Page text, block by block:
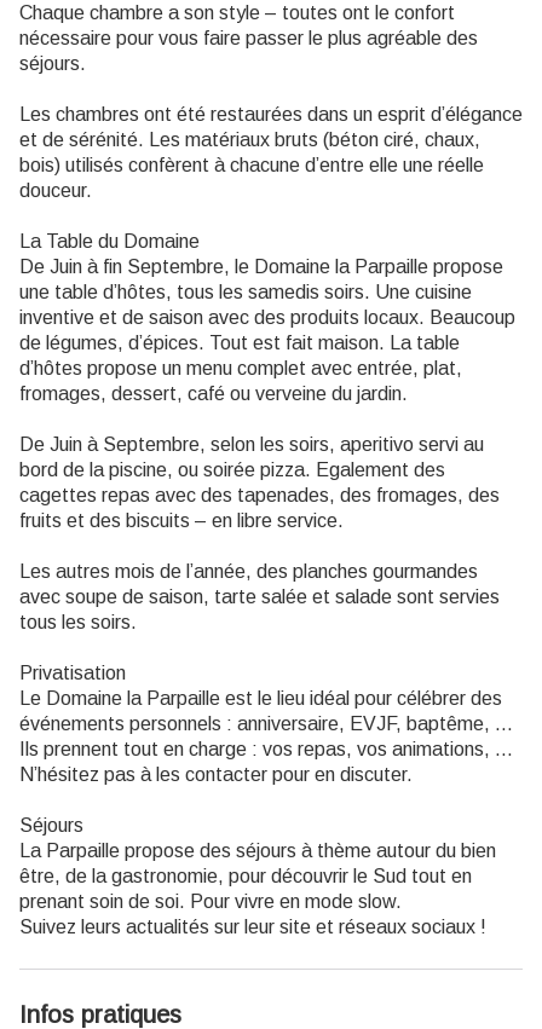
Chaque chambre a son style – toutes ont le confort
nécessaire pour vous faire passer le plus agréable des
séjours.
Les chambres ont été restaurées dans un esprit d’élégance
et de sérénité. Les matériaux bruts (béton ciré, chaux,
bois) utilisés confèrent à chacune d’entre elle une réelle
douceur.
La Table du Domaine
De Juin à fin Septembre, le Domaine la Parpaille propose
une table d’hôtes, tous les samedis soirs. Une cuisine
inventive et de saison avec des produits locaux. Beaucoup
de légumes, d’épices. Tout est fait maison. La table
d’hôtes propose un menu complet avec entrée, plat,
fromages, dessert, café ou verveine du jardin.
De Juin à Septembre, selon les soirs, aperitivo servi au
bord de la piscine, ou soirée pizza. Egalement des
cagettes repas avec des tapenades, des fromages, des
fruits et des biscuits – en libre service.
Les autres mois de l’année, des planches gourmandes
avec soupe de saison, tarte salée et salade sont servies
tous les soirs.
Privatisation
Le Domaine la Parpaille est le lieu idéal pour célébrer des
événements personnels : anniversaire, EVJF, baptême, …
Ils prennent tout en charge : vos repas, vos animations, …
N’hésitez pas à les contacter pour en discuter.
Séjours
La Parpaille propose des séjours à thème autour du bien
être, de la gastronomie, pour découvrir le Sud tout en
prenant soin de soi. Pour vivre en mode slow.
Suivez leurs actualités sur leur site et réseaux sociaux !
Infos pratiques